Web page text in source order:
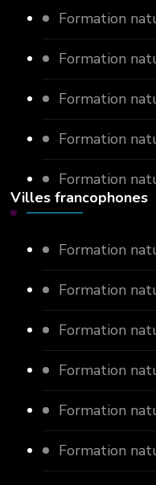
Formation
Formation
Formation
Formation
Formation
Villes francophones
Formation
Formation
Formation
Formation
Formation
Formation